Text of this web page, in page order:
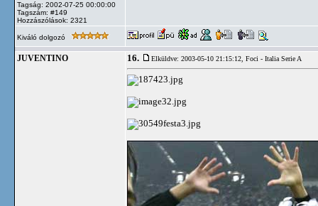
Tagság: 2002-07-25 00:00:00
Tagszám: #149
Hozzászólások: 2321
Kiváló dolgozó
JUVENTINO 16. Elküldve: 2003-05-10 21:15:12, Foci - Italia Serie A